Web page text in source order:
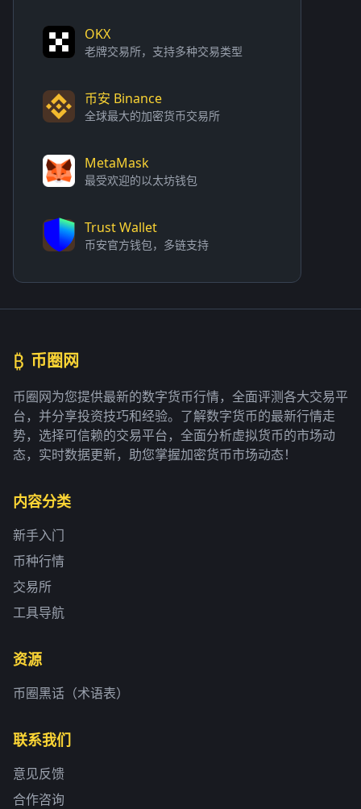
OKX
老牌交易所，支持多种交易类型
币安 Binance
全球最大的加密货币交易所
MetaMask
最受欢迎的以太坊钱包
Trust Wallet
币安官方钱包，多链支持
₿ 币圈网
币圈网为您提供最新的数字货币行情，全面评测各大交易平
台，并分享投资技巧和经验。了解数字货币的最新行情走
势，选择可信赖的交易平台，全面分析虚拟货币的市场动
态，实时数据更新，助您掌握加密货币市场动态！
内容分类
新手入门
币种行情
交易所
工具导航
资源
币圈黑话（术语表）
联系我们
意见反馈
合作咨询